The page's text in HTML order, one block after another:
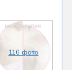
116 фото